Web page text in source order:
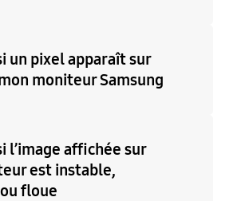
un pixel apparaît sur
moniteur Samsung
l’image affichée sur
est instable,
floue